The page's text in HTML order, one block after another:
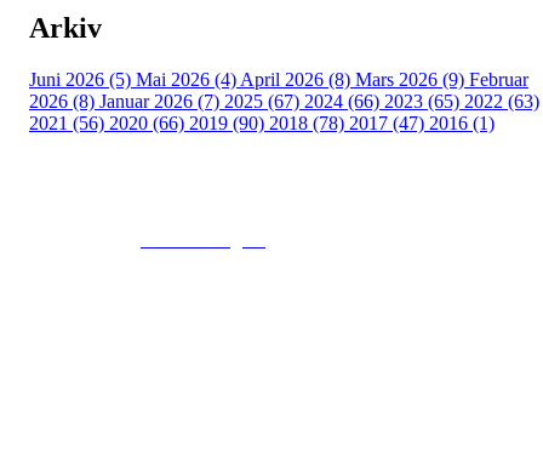
Arkiv
Juni 2026 (5) Mai 2026 (4) April 2026 (8) Mars 2026 (9) Februar
2026 (8) Januar 2026 (7) 2025 (67) 2024 (66) 2023 (65) 2022 (63)
2021 (56) 2020 (66) 2019 (90) 2018 (78) 2017 (47) 2016 (1)